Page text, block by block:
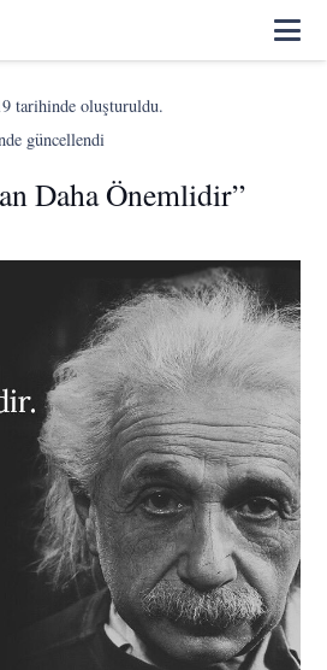
tarihinde oluşturuldu.
güncellendi
Daha Önemlidir”